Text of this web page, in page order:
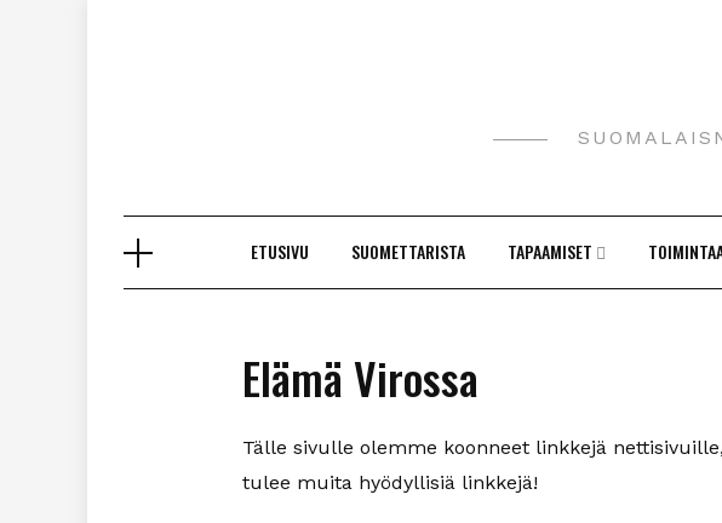
ETUSIVU SUOMETTARISTA TAPAAMISET
Elämä Virossa
Tälle sivulle olemme koonneet linkkejä
tulee muita hyödyllisiä linkkejä!